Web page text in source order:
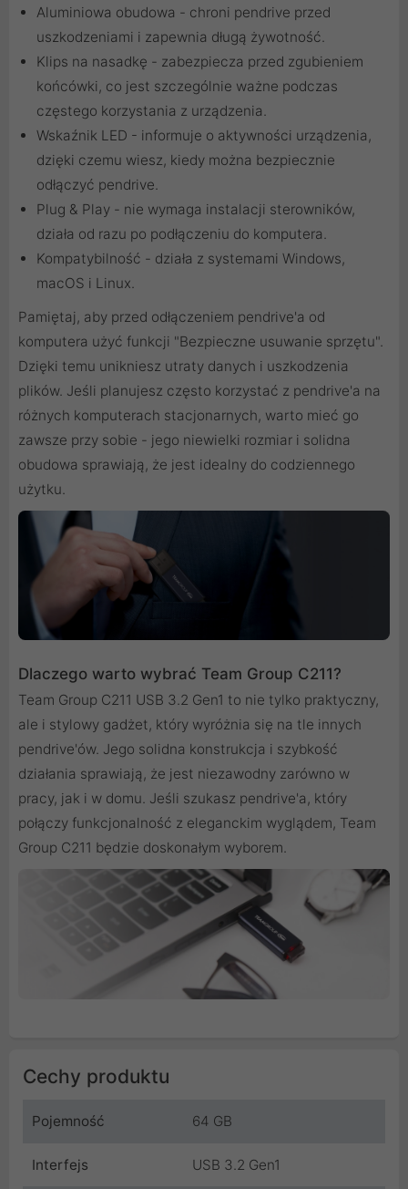
Aluminiowa obudowa - chroni pendrive przed
uszkodzeniami i zapewnia długą żywotność.
Klips na nasadkę - zabezpiecza przed zgubieniem
końcówki, co jest szczególnie ważne podczas
częstego korzystania z urządzenia.
Wskaźnik LED - informuje o aktywności urządzenia,
dzięki czemu wiesz, kiedy można bezpiecznie
odłączyć pendrive.
Plug & Play - nie wymaga instalacji sterowników,
działa od razu po podłączeniu do komputera.
Kompatybilność - działa z systemami Windows,
macOS i Linux.
Pamiętaj, aby przed odłączeniem pendrive'a od
komputera użyć funkcji "Bezpieczne usuwanie sprzętu".
Dzięki temu unikniesz utraty danych i uszkodzenia
plików. Jeśli planujesz często korzystać z pendrive'a na
różnych komputerach stacjonarnych, warto mieć go
zawsze przy sobie - jego niewielki rozmiar i solidna
obudowa sprawiają, że jest idealny do codziennego
użytku.
Dlaczego warto wybrać Team Group C211?
Team Group C211 USB 3.2 Gen1 to nie tylko praktyczny,
ale i stylowy gadżet, który wyróżnia się na tle innych
pendrive'ów. Jego solidna konstrukcja i szybkość
działania sprawiają, że jest niezawodny zarówno w
pracy, jak i w domu. Jeśli szukasz pendrive'a, który
połączy funkcjonalność z eleganckim wyglądem, Team
Group C211 będzie doskonałym wyborem.
Cechy produktu
Pojemność 64 GB
Interfejs USB 3.2 Gen1